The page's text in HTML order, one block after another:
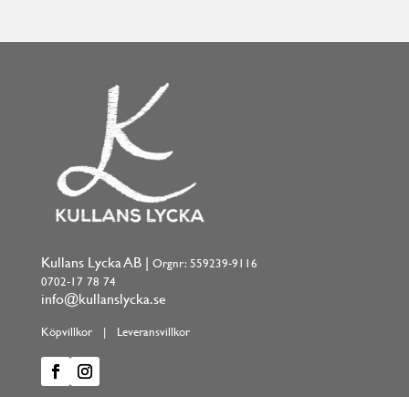
Kullans Lycka AB | Orgnr: 559239-9116
0702-17 78 74
info@kullanslycka.se
Köpvillkor| Leveransvillkor